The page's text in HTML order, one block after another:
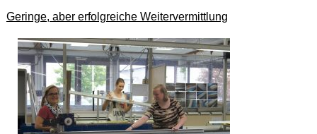
Geringe, aber erfolgreiche Weitervermittlung